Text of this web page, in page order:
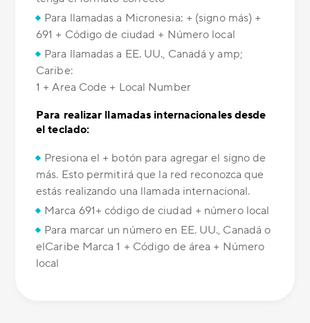
Para llamadas a Micronesia: + (signo más) +
691 + Código de ciudad + Número local
Para llamadas a EE. UU., Canadá y amp;
Caribe:
1 + Area Code + Local Number
Para realizar llamadas internacionales desde
el teclado:
Presiona el + botón para agregar el signo de
más. Esto permitirá que la red reconozca que
estás realizando una llamada internacional.
Marca 691+ código de ciudad + número local
Para marcar un número en EE. UU., Canadá o
elCaribe Marca 1 + Código de área + Número
local